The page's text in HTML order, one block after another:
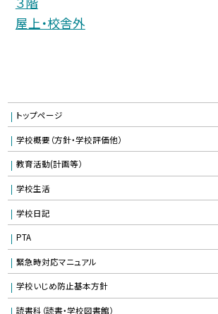
屋上・校舎外
トップページ
学校概要（方針・学校評価他）
教育活動(計画等）
学校生活
学校日記
PTA
緊急時対応マニュアル
学校いじめ防止基本方針
読書科（読書・学校図書館）